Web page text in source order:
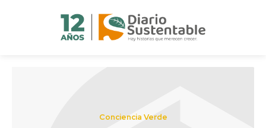
Conciencia Verde